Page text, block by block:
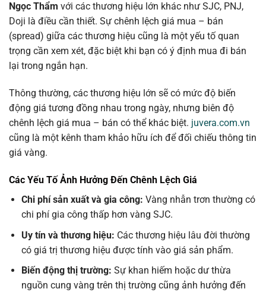
Ngọc Thẩm với các thương hiệu lớn khác như SJC, PNJ,
Doji là điều cần thiết. Sự chênh lệch giá mua – bán
(spread) giữa các thương hiệu cũng là một yếu tố quan
trọng cần xem xét, đặc biệt khi bạn có ý định mua đi bán
lại trong ngắn hạn.
Thông thường, các thương hiệu lớn sẽ có mức độ biến
động giá tương đồng nhau trong ngày, nhưng biên độ
chênh lệch giá mua – bán có thể khác biệt. juvera.com.vn
cũng là một kênh tham khảo hữu ích để đối chiếu thông tin
giá vàng.
Các Yếu Tố Ảnh Hưởng Đến Chênh Lệch Giá
Chi phí sản xuất và gia công: Vàng nhẫn trơn thường có
chi phí gia công thấp hơn vàng SJC.
Uy tín và thương hiệu: Các thương hiệu lâu đời thường
có giá trị thương hiệu được tính vào giá sản phẩm.
Biến động thị trường: Sự khan hiếm hoặc dư thừa
nguồn cung vàng trên thị trường cũng ảnh hưởng đến